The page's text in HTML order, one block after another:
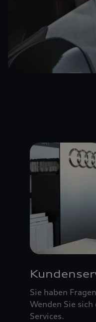
Sie haben
Wenden Sie
Services.